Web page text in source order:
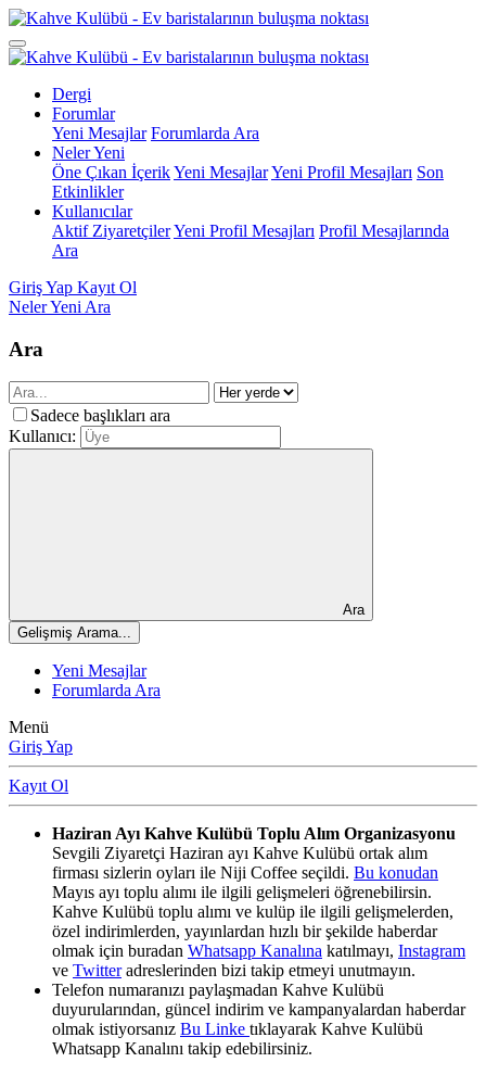
Dergi
Forumlar
Yeni Mesajlar Forumlarda Ara
Neler Yeni
Öne Çıkan İçerikYeni MesajlarYeni Profil Mesajları Son
Etkinlikler
Kullanıcılar
Aktif ZiyaretçilerYeni Profil Mesajları Profil Mesajlarında
Ara
Giriş Yap Kayıt Ol
Neler Yeni Ara
Ara
Sadece başlıkları ara
Kullanıcı:
Ara
Gelişmiş Arama...
Yeni Mesajlar
Forumlarda Ara
Menü
Giriş Yap
Kayıt Ol
Haziran Ayı Kahve Kulübü Toplu Alım Organizasyonu
Sevgili Ziyaretçi Haziran ayı Kahve Kulübü ortak alım
firması sizlerin oyları ile Niji Coffee seçildi. Bu konudan
Mayıs ayı toplu alımı ile ilgili gelişmeleri öğrenebilirsin.
Kahve Kulübü toplu alımı ve kulüp ile ilgili gelişmelerden,
özel indirimlerden, yayınlardan hızlı bir şekilde haberdar
olmak için buradan Whatsapp Kanalına katılmayı, Instagram
ve Twitteradreslerinden bizi takip etmeyi unutmayın.
Telefon numaranızı paylaşmadan Kahve Kulübü
duyurularından, güncel indirim ve kampanyalardan haberdar
olmak istiyorsanız Bu Linke tıklayarak Kahve Kulübü
Whatsapp Kanalını takip edebilirsiniz.